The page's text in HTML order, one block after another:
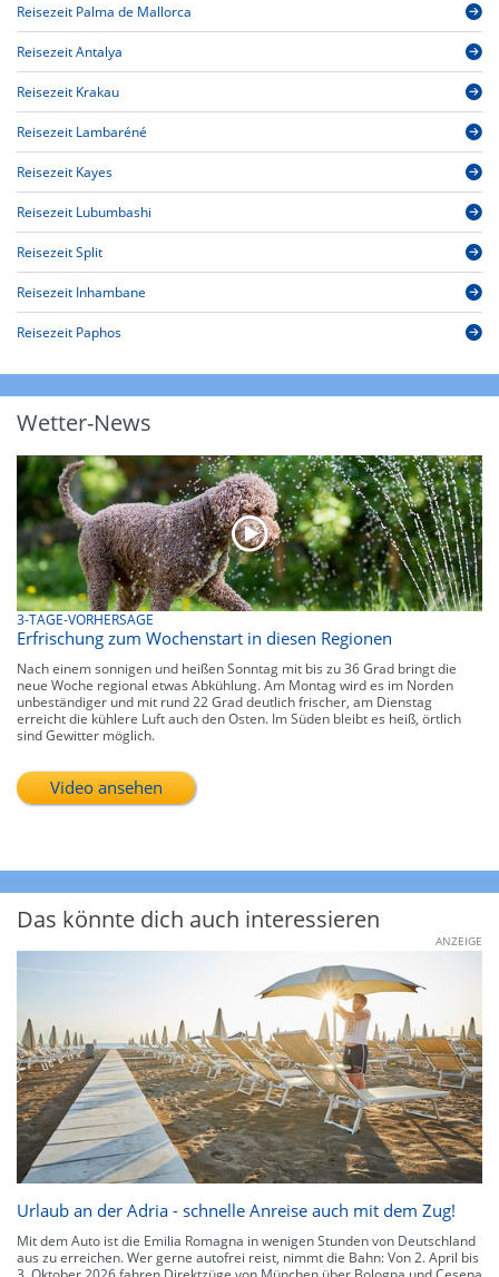
Reisezeit Palma de Mallorca
Reisezeit Antalya
Reisezeit Krakau
Reisezeit Lambaréné
Reisezeit Kayes
Reisezeit Lubumbashi
Reisezeit Split
Reisezeit Inhambane
Reisezeit Paphos
Wetter-News
3-TAGE-VORHERSAGE
Erfrischung zum Wochenstart in diesen Regionen
Nach einem sonnigen und heißen Sonntag mit bis zu 36 Grad bringt die
neue Woche regional etwas Abkühlung. Am Montag wird es im Norden
unbeständiger und mit rund 22 Grad deutlich frischer, am Dienstag
erreicht die kühlere Luft auch den Osten. Im Süden bleibt es heiß, örtlich
sind Gewitter möglich.
Video ansehen
Das könnte dich auch interessieren
ANZEIGE
Urlaub an der Adria - schnelle Anreise auch mit dem Zug!
Mit dem Auto ist die Emilia Romagna in wenigen Stunden von Deutschland
aus zu erreichen. Wer gerne autofrei reist, nimmt die Bahn: Von 2. April bis